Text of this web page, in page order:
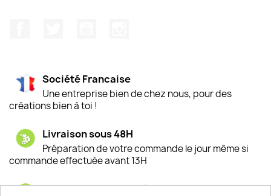
Société Francaise
Une entreprise bien de chez nous, pour des
créations bien à toi !
Livraison sous 48H
Préparation de votre commande le jour même si
commande effectuée avant 13H
Satisfaction de nos clients